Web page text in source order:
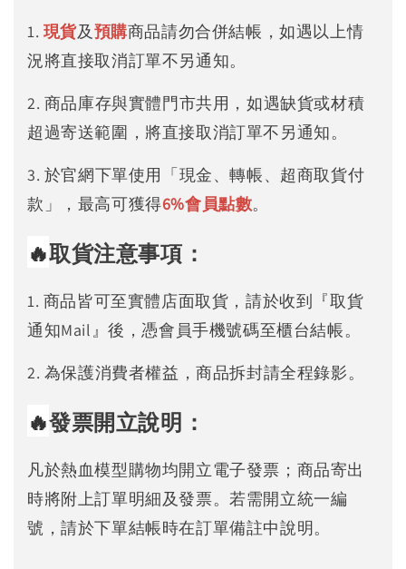
1. 現貨及預購商品請勿合併結帳，如遇以上情
況將直接取消訂單不另通知。
2. 商品庫存與實體門市共用，如遇缺貨或材積
超過寄送範圍，將直接取消訂單不另通知。
3. 於官網下單使用「現金、轉帳、超商取貨付
款」，最高可獲得6%會員點數。
🔥取貨注意事項：
1. 商品皆可至實體店面取貨，請於收到『取貨
通知Mail』後，憑會員手機號碼至櫃台結帳。
2. 為保護消費者權益，商品拆封請全程錄影。
🔥發票開立說明：
凡於熱血模型購物均開立電子發票；商品寄出
時將附上訂單明細及發票。若需開立統一編
號，請於下單結帳時在訂單備註中說明。